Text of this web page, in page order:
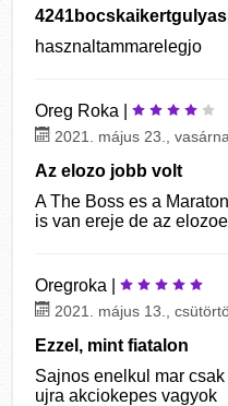
hasznaltammarelegjo
Oreg Roka |
2021. május 23.,
Az elozo jobb volt
A The Boss es a
is van ereje de az
Oregroka |
2021. május 13.,
Ezzel, mint fiatalon
Sajnos enelkul mar
ujra akciokepes vagyok